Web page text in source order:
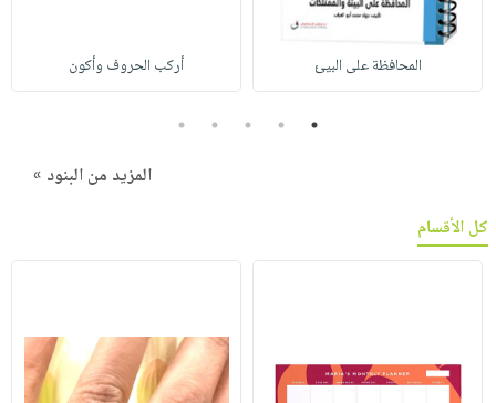
المحافظة على البيئ أركب الحروف وأكون
1
2
3
4
5
المزيد من البنود »
كل الأقسام